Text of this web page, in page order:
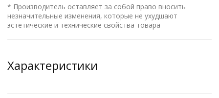
* Производитель оставляет за собой право вносить
незначительные изменения, которые не ухудшают
эстетические и технические свойства товара
Характеристики